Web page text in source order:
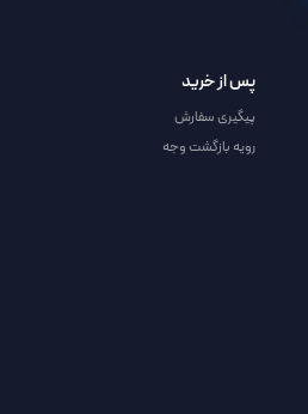
پس از خرید
پیگیری سفارش
رویه بازگشت وجه